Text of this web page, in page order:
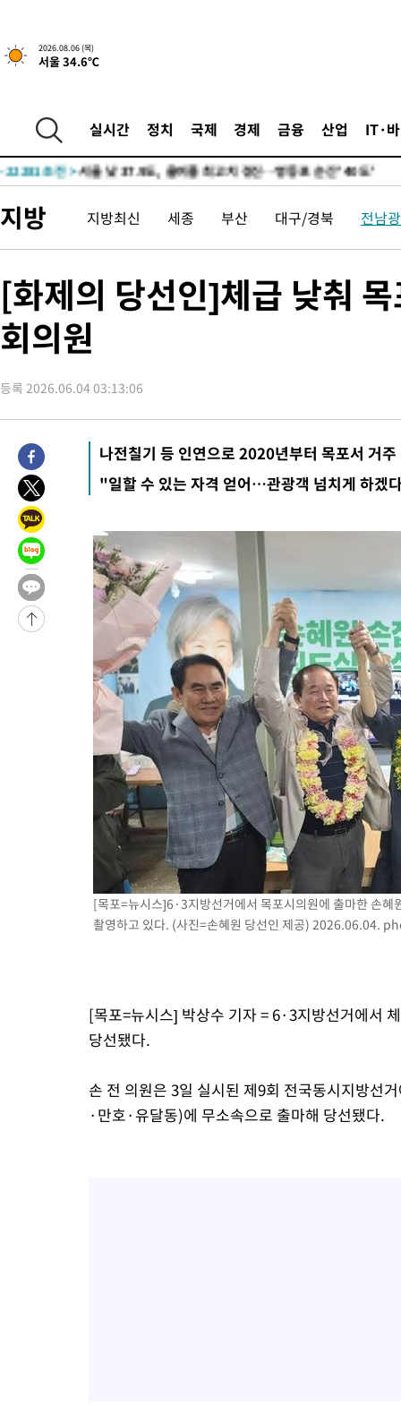
2026.08.06 (목)
서울 34.6℃
실시간 정치 국제 경제 금융 산업 IT·
-22993초 전 >'낮 최고 39도' 불볕더위…한밤 열대야도 계속[내일날씨]
-22952초 전 >[속보]7~9일 프로야구 3연전도 폭염 취소…11일 재개
-22441초 전 >
'월드컵 탈락 후폭풍' 축구협회…초유의 압수수색에 '충격·당
-22281초 전 >
-21843초 전 >[속보]종합특검, 대검 추가 압수수색…내란 중요임무종사 혐의
-17868초 전 >
[속보]코스피, 301.88포인트(4.58%) 내린 6296.38 마감
-17733초 전 >[속보]원·달러 환율, 0.7원 내린 1423.8원 마감
-12377초 전 >손흥민, 5경기 연속골 실패…LAFC는 승부차기 끝 과달라하라
-4978초 전 >내일까지 39도 '펄펄'…기상청 "태풍 지나며 폭염 잠시 꺾인다"
-4615초 전 >트럼프, 한국계 진보 주지사 후보 맹공…"공산주의가 최대 위협"
-1113초 전 >[속보]산업장관 "李정부, 원전 반대 안해…안정 전력 위해 불가
3분 전 >[속보]경찰, '홍명보 선임 논란' 대한축구협회·축구회관 등 압수수색
-26033초 전 >
[속보]합참 "北 발사체는 단거리탄도미사일…감시·경계태세
-25781초 전 >
日방위성, 北이 동해로 쏜 발사체는 탄도미사일 가능성
-24211초 전 >
[속보] SKT, 에이닷 서비스 장애 발생…"원인 파악 중"
-23617초 전 >
-23013초 전 >
'낮 최고 39도' 불볕더위…한밤 열대야도 계속[내일날씨]
-22972초 전 >
[속보]7~9일 프로야구 3연전도 폭염 취소…11일 재개
-22634초 전 >
"韓 외환시장 개입 관측 배경엔 美의 대한국 무역적자 있어"
-22461초 전 >
'월드컵 탈락 후폭풍' 축구협회…초유의 압수수색에 '충격·당
서울 낮 37.9도, 올여름 최고치 경신…영등포 순간 '40도'
[속보]종합특검, 대검 추가 압수수색…내란 중요임무종사 혐의
[속보]코스닥, 800p 회복…0.26% 오른 801.67 마감
[속보]코스피, 301.88포인트(4.58%) 내린 6296.38 마감
[속보]원·달러 환율, 0.7원 내린 1423.8원 마감
"여기 떨어졌다"…다누리, 스페이스X 로켓 달 충돌 흔적 포착
손흥민, 5경기 연속골 실패…LAFC는 승부차기 끝 과달라하라
내일까지 39도 '펄펄'…기상청 "태풍 지나며 폭염 잠시 꺾인다"
트럼프, 한국계 진보 주지사 후보 맹공…"공산주의가 최대 위협"
"美간섭에 합의 지연"…트럼프, '이란 호르무즈 통제권' 수용할
[속보]산업장관 "李정부, 원전 반대 안해…안정 전력 위해 불가
[속보]경찰, '홍명보 선임 논란' 대한축구협회·축구회관 등 압수수색
지방 지방최신 세종 부산 대구/경북 전남
[화제의 당선인]체급 낮춰
회의원
등록 2026.06.04 03:13:06
나전칠기 등 인연으로 2020년부터 목포서 거주
"일할 수 있는 자격 얻어…관광객 넘치게 하겠
[목포=뉴시스]6·3지방선거에서 목포시의원에 출마한 손
촬영하고 있다. (사진=손혜원 당선인 제공) 2026.06.04.
[목포=뉴시스] 박상수 기자 = 6·3지방선거에서
당선됐다.
손 전 의원은 3일 실시된 제9회 전국동시지방선
·만호·유달동)에 무소속으로 출마해 당선됐다.